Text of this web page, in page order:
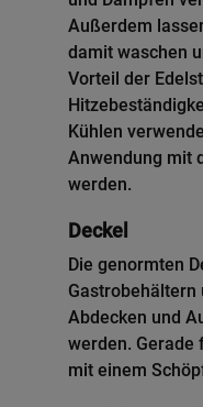
Außerdem
damit waschen
Vorteil der
Kühlen
Anwendung mit
werden.
Deckel
Die genormten
Gastrobehältern
Abdecken und
werden. Gerade
mit einem